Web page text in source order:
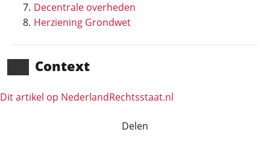
Decentrale overheden
Herziening Grondwet
Context
Dit artikel op NederlandRechts­staat.nl
Delen